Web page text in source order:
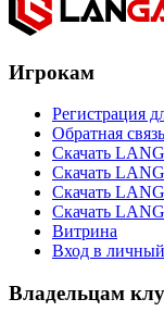
Игрокам
Регистрация
Обратная связь
Скачать
Скачать
Скачать
Скачать
Витрина
Вход в
Владельцам